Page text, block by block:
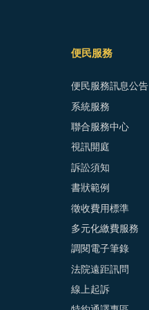
便民服務
便民服務訊息公告
系統服務
聯合服務中心
視訊開庭
訴訟須知
書狀範例
徵收費用標準
多元化繳費服務
調閱電子筆錄
法院遠距訊問
線上起訴